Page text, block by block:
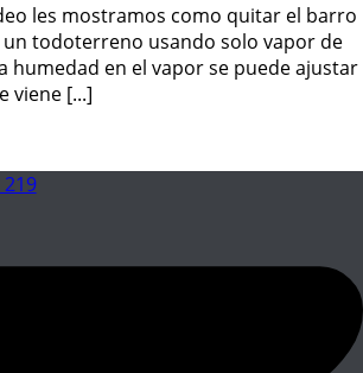
les mostramos como quitar el barro
todoterreno usando solo vapor de
humedad en el vapor se puede ajustar
viene [...]